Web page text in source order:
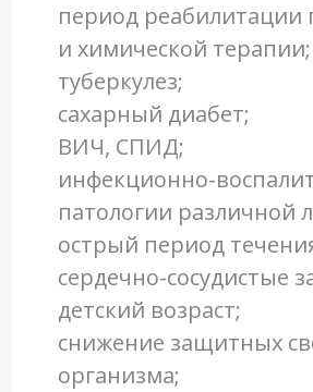
период реабилитации
и химической терапии;
туберкулез;
сахарный диабет;
ВИЧ, СПИД;
инфекционно-
патологии различной
острый период
сердечно-сосудистые
детский возраст;
снижение защитных
организма;